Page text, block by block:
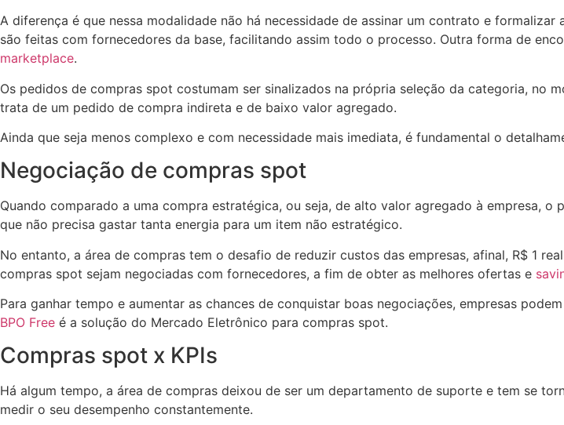
A diferença é que nessa modalidade não há necessidade de assinar um contrato e
são feitas com fornecedores da base, facilitando assim todo o processo. Outra forma de
marketplace.
Os pedidos de compras spot costumam ser sinalizados na própria seleção da categoria, no
trata de um pedido de compra indireta e de baixo valor agregado.
Ainda que seja menos complexo e com necessidade mais imediata, é fundamental o
Negociação de compras spot
Quando comparado a uma compra estratégica, ou seja, de alto valor agregado à empresa,
que não precisa gastar tanta energia para um item não estratégico.
No entanto, a área de compras tem o desafio de reduzir custos das empresas, afinal, R$ 1
compras spot sejam negociadas com fornecedores, a fim de obter as melhores ofertas e
Para ganhar tempo e aumentar as chances de conquistar boas negociações, empresas
BPO Free é a solução do Mercado Eletrônico para compras spot.
Compras spot x KPIs
Há algum tempo, a área de compras deixou de ser um departamento de suporte e tem se
medir o seu desempenho constantemente.